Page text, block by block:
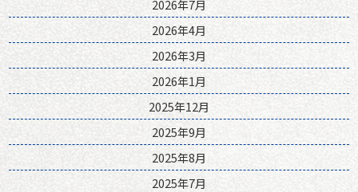
2026年7月
2026年4月
2026年3月
2026年1月
2025年12月
2025年9月
2025年8月
2025年7月